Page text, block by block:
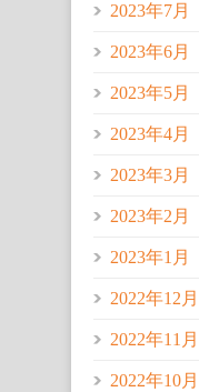
2023年7月
2023年6月
2023年5月
2023年4月
2023年3月
2023年2月
2023年1月
2022年12月
2022年11月
2022年10月